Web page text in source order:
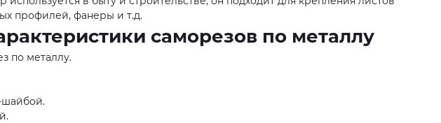
профилей, фанеры и т.д.
саморезов по металлу
по металлу.
шайбой.